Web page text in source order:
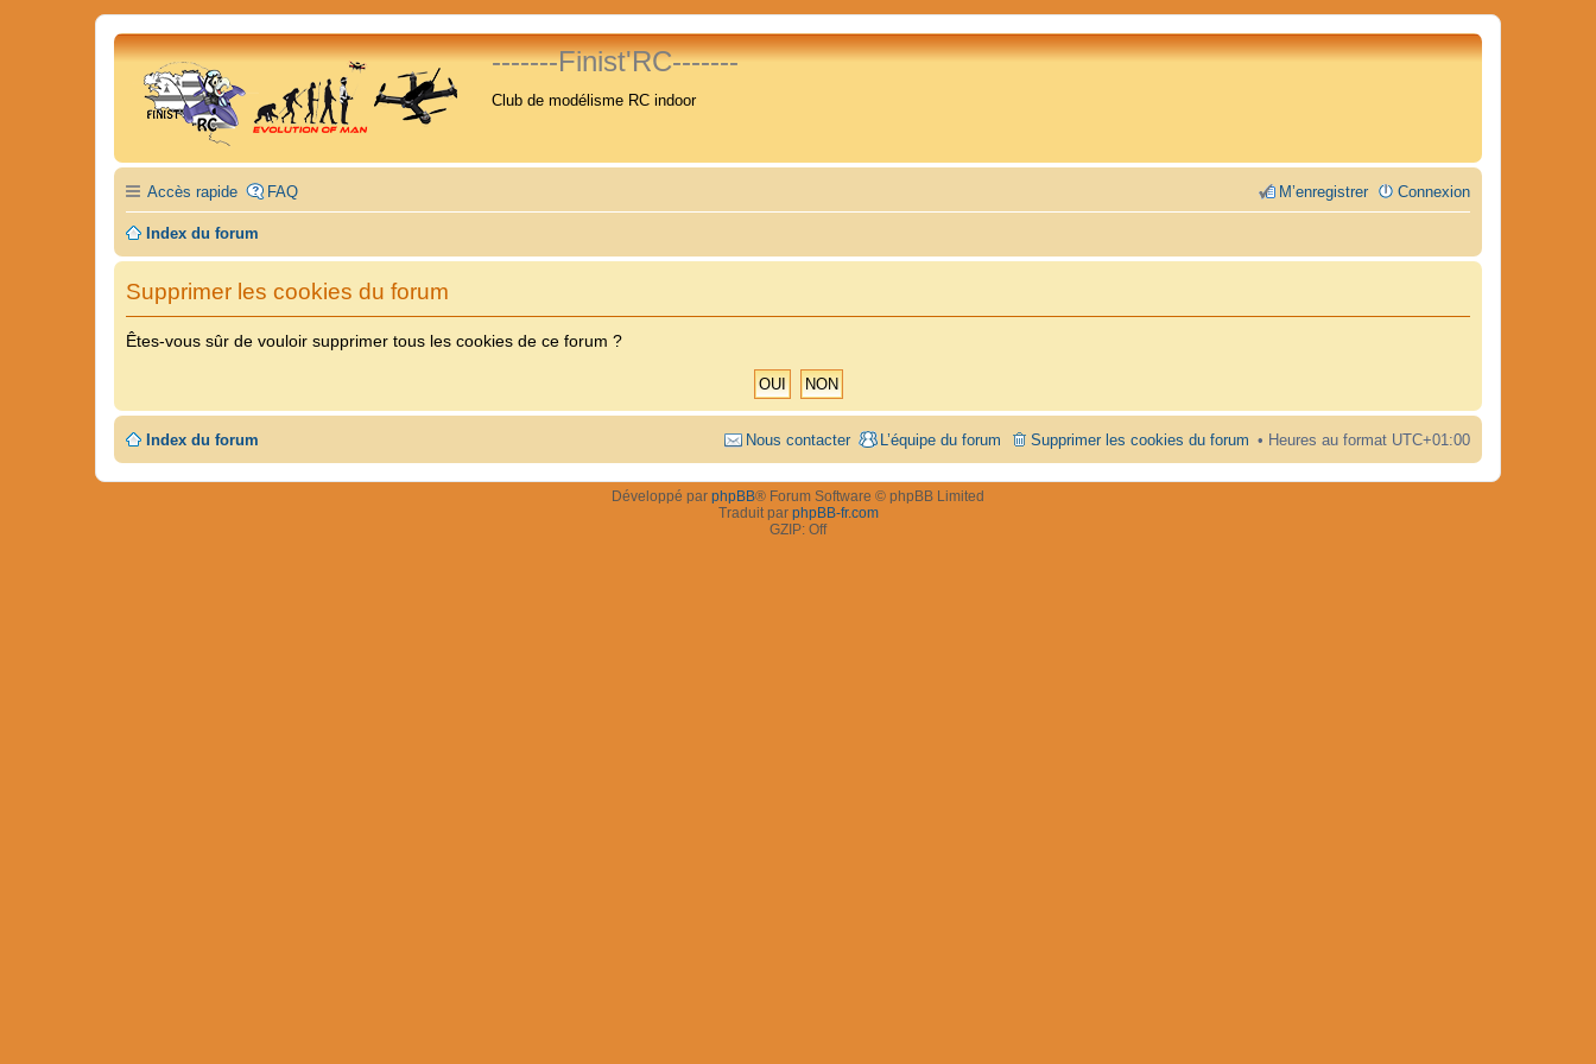
-------Finist'RC-------
Club de modélisme RC indoor
Accès rapide FAQ Connexion
M’enregistrer
Index du forum
Supprimer les cookies du forum
Êtes-vous sûr de vouloir supprimer tous les cookies de ce forum ?
Index du forum Heures au format UTC+01:00
Supprimer les cookies du forum
L’équipe du forum
Nous contacter
Développé par phpBB® Forum Software © phpBB Limited
Traduit par phpBB-fr.com
GZIP: Off